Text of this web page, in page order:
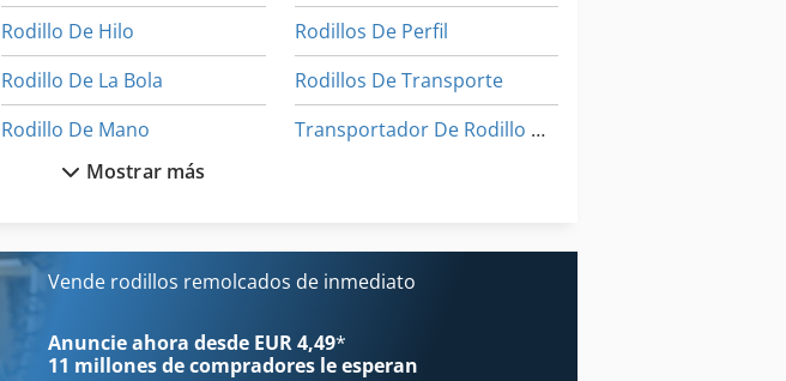
Rodillo De Hilo
Rodillo De La Bola
Rodillo De Mano
Rodillo De Pintura
Rodillo De Tinta
Rodillos De Perfil
Rodillos De Transporte
Transportador De Rodillo De Disco
Mostrar más
Vende rodillos remolcados de inmediato
Anuncie ahora desde EUR 4,49*
11 millones de compradores le esperan